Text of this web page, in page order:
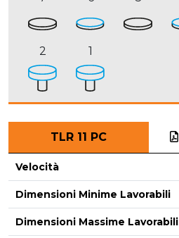
2 1
TLR 11 PC
Velocità
Dimensioni Minime Lavorabili
Dimensioni Massime Lavorabili